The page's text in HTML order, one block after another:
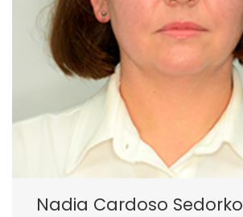
Nadia Cardoso Sedorko